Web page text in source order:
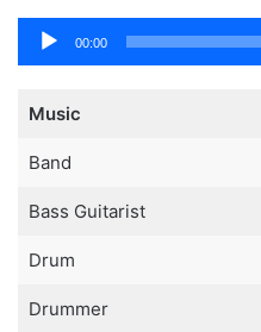
Tocador
de
00:00
Music
Band
Bass Guitarist
Drum
Drummer